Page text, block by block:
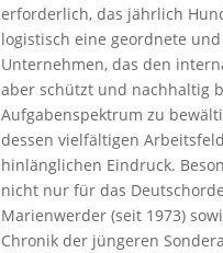
erforderlich, das jährlich
logistisch eine geordnete
Unternehmen, das den
aber schützt und nachhaltig
Aufgabenspektrum zu
dessen vielfältigen
hinlänglichen Eindruck.
nicht nur für das
Marienwerder (seit 1973)
Chronik der jüngeren